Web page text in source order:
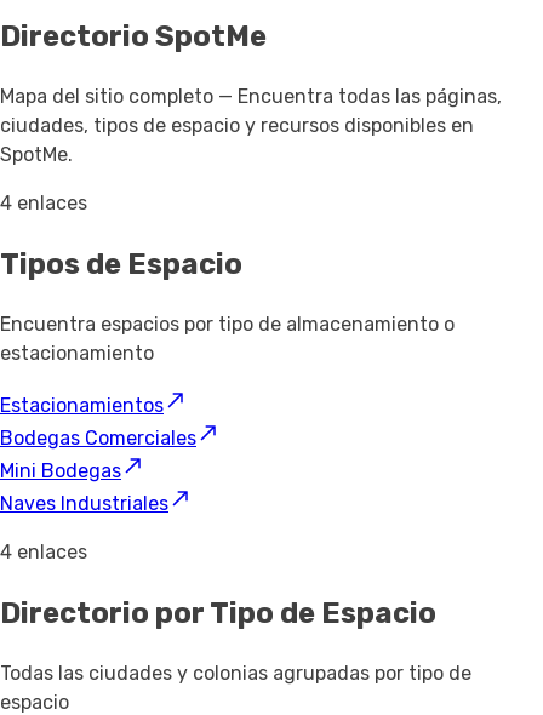
Directorio SpotMe
Mapa del sitio completo — Encuentra todas las páginas,
ciudades, tipos de espacio y recursos disponibles en
SpotMe.
4 enlaces
Tipos de Espacio
Encuentra espacios por tipo de almacenamiento o
estacionamiento
Estacionamientos
Bodegas Comerciales
Mini Bodegas
Naves Industriales
4 enlaces
Directorio por Tipo de Espacio
Todas las ciudades y colonias agrupadas por tipo de
espacio